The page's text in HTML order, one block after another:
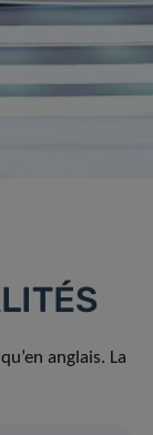
anglais. La